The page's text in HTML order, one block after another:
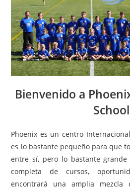
Bienvenido a
School
Phoenix es un centro
es lo bastante pequeño para que
entre sí, pero lo bastante
completa de cursos,
encontrará una amplia mezcla